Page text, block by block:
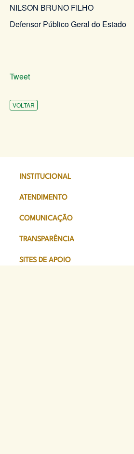
NILSON BRUNO FILHO
Defensor Público Geral do Estado
Tweet
VOLTAR
INSTITUCIONAL
ATENDIMENTO
COMUNICAÇÃO
TRANSPARÊNCIA
SITES DE APOIO